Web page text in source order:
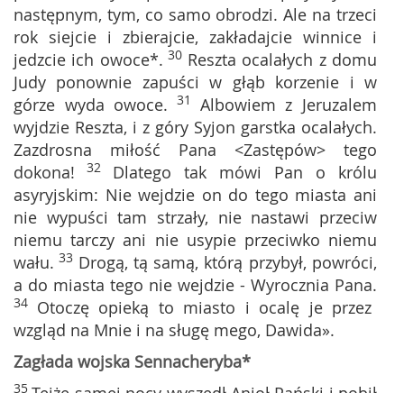
następnym, tym, co samo obrodzi. Ale na trzeci
rok siejcie i zbierajcie, zakładajcie winnice i
jedzcie ich owoce*. 30 Reszta ocalałych z domu
Judy ponownie zapuści w głąb korzenie i w
górze wyda owoce. 31 Albowiem z Jeruzalem
wyjdzie Reszta, i z góry Syjon garstka ocalałych.
Zazdrosna miłość Pana <Zastępów> tego
dokona! 32 Dlatego tak mówi Pan o królu
asyryjskim: Nie wejdzie on do tego miasta ani
nie wypuści tam strzały, nie nastawi przeciw
niemu tarczy ani nie usypie przeciwko niemu
wału. 33 Drogą, tą samą, którą przybył, powróci,
a do miasta tego nie wejdzie - Wyrocznia Pana.
34 Otoczę opieką to miasto i ocalę je przez
wzgląd na Mnie i na sługę mego, Dawida».
Zagłada wojska Sennacheryba*
35